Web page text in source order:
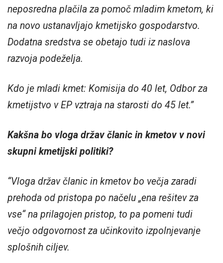
neposredna plačila za pomoč mladim kmetom, ki
na novo ustanavljajo kmetijsko gospodarstvo.
Dodatna sredstva se obetajo tudi iz naslova
razvoja podeželja.
Kdo je mladi kmet: Komisija do 40 let, Odbor za
kmetijstvo v EP vztraja na starosti do 45 let.”
Kakšna bo vloga držav članic in kmetov v novi
skupni kmetijski politiki?
“Vloga držav članic in kmetov bo večja zaradi
prehoda od pristopa po načelu „ena rešitev za
vse“ na prilagojen pristop, to pa pomeni tudi
večjo odgovornost za učinkovito izpolnjevanje
splošnih ciljev.